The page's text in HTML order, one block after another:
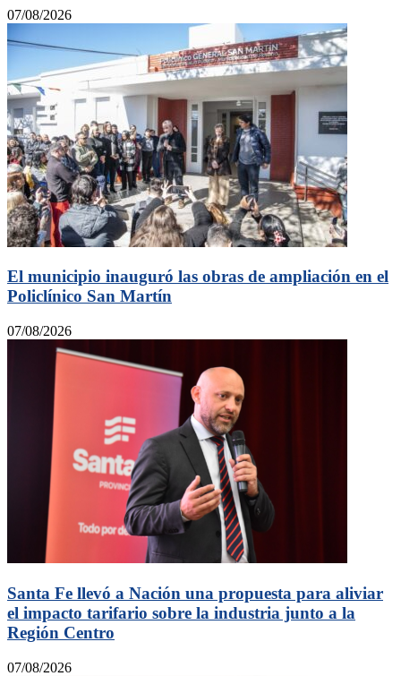
07/08/2026
El municipio inauguró las obras de ampliación en el
Policlínico San Martín
07/08/2026
Santa Fe llevó a Nación una propuesta para aliviar
el impacto tarifario sobre la industria junto a la
Región Centro
07/08/2026